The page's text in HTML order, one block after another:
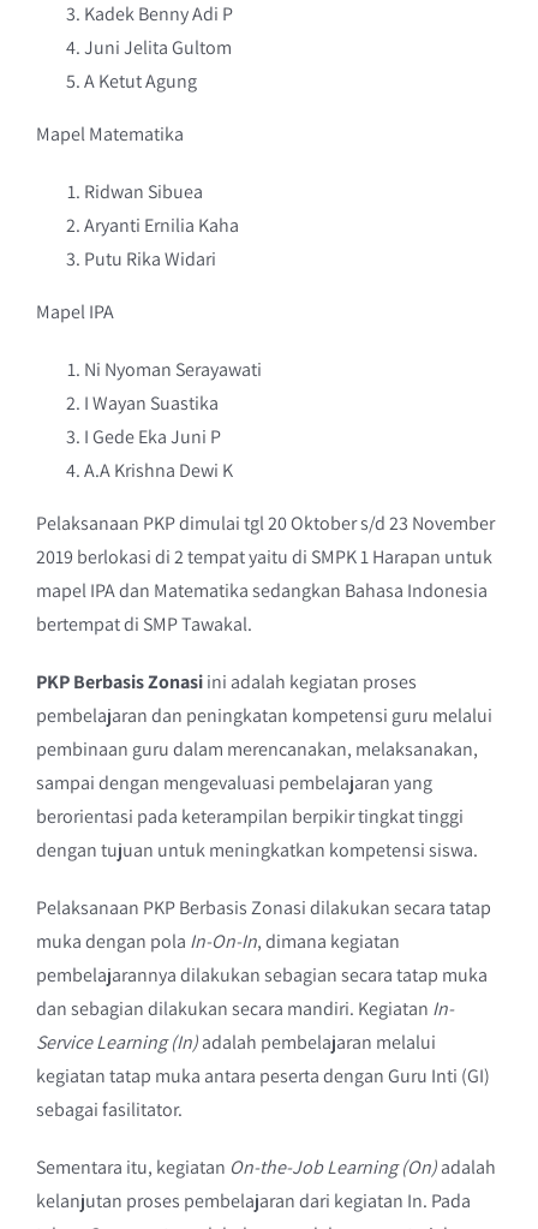
Kadek Benny Adi P
Juni Jelita Gultom
A Ketut Agung
Mapel Matematika
Ridwan Sibuea
Aryanti Ernilia Kaha
Putu Rika Widari
Mapel IPA
Ni Nyoman Serayawati
I Wayan Suastika
I Gede Eka Juni P
A.A Krishna Dewi K
Pelaksanaan PKP dimulai tgl 20 Oktober s/d 23 November
2019 berlokasi di 2 tempat yaitu di SMPK 1 Harapan untuk
mapel IPA dan Matematika sedangkan Bahasa Indonesia
bertempat di SMP Tawakal.
PKP Berbasis Zonasiini adalah kegiatan proses
pembelajaran dan peningkatan kompetensi guru melalui
pembinaan guru dalam merencanakan, melaksanakan,
sampai dengan mengevaluasi pembelajaran yang
berorientasi pada keterampilan berpikir tingkat tinggi
dengan tujuan untuk meningkatkan kompetensi siswa.
Pelaksanaan PKP Berbasis Zonasi dilakukan secara tatap
muka dengan pola In-On-In, dimana kegiatan
pembelajarannya dilakukan sebagian secara tatap muka
dan sebagian dilakukan secara mandiri. Kegiatan In-
Service Learning (In)adalah pembelajaran melalui
kegiatan tatap muka antara peserta dengan Guru Inti (GI)
sebagai fasilitator.
Sementara itu, kegiatan On-the-Job Learning (On)adalah
kelanjutan proses pembelajaran dari kegiatan In. Pada